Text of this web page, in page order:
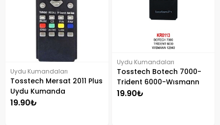
Uydu Kumandaları
Tosstech Mersat 2011 Plus
Uydu Kumanda
19.90₺
Uydu Kumandaları
Tosstech Botech 7000-
Trident 6000-Wısmann
12940 Kumanda
19.90₺